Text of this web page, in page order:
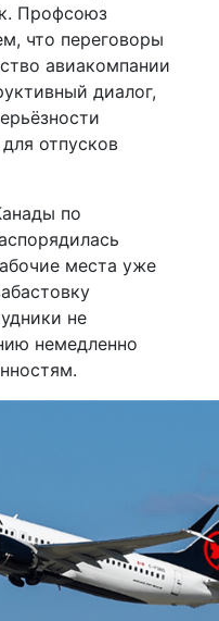
Профсоюз
что переговоры
авиакомпании
диалог,
отпусков
по
места уже
не
немедленно